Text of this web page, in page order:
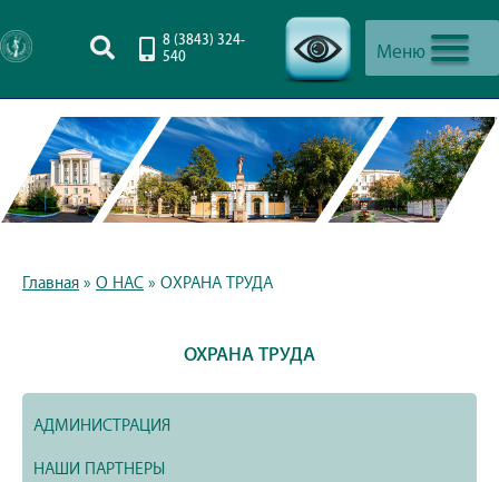
Меню
8 (3843) 324-
540
Главная » О НАС » ОХРАНА ТРУДА
ОХРАНА ТРУДА
АДМИНИСТРАЦИЯ
НАШИ ПАРТНЕРЫ